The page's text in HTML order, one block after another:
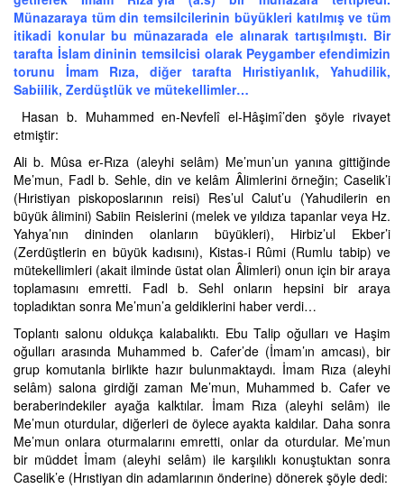
Münazaraya tüm din temsilcilerinin büyükleri katılmış ve tüm
itikadi konular bu münazarada ele alınarak tartışılmıştı. Bir
tarafta İslam dininin temsilcisi olarak Peygamber efendimizin
torunu İmam Rıza, diğer tarafta Hıristiyanlık, Yahudilik,
Sabiilik, Zerdüştlük ve mütekellimler…
Hasan b. Muhammed en-Nevfelî el-Hâşimî’den şöyle rivayet
etmiştir:
Ali b. Mûsa er-Rıza (aleyhi selâm) Me’mun’un yanına gittiğinde
Me’mun, Fadl b. Sehle, din ve kelâm Âlimlerini örneğin; Caselik’i
(Hıristiyan piskoposlarının reisi) Res’ul Calut’u (Yahudilerin en
büyük âlimini) Sabiin Reislerini (melek ve yıldıza tapanlar veya Hz.
Yahya’nın dininden olanların büyükleri), Hirbiz’ul Ekber’i
(Zerdüştlerin en büyük kadısını), Kistas-i Rûmi (Rumlu tabip) ve
mütekellimleri (akait ilminde üstat olan Âlimleri) onun için bir araya
toplamasını emretti. Fadl b. Sehl onların hepsini bir araya
topladıktan sonra Me’mun’a geldiklerini haber verdi…
Toplantı salonu oldukça kalabalıktı. Ebu Talip oğulları ve Haşim
oğulları arasında Muhammed b. Cafer’de (İmam’ın amcası), bir
grup komutanla birlikte hazır bulunmaktaydı. İmam Rıza (aleyhi
selâm) salona girdiği zaman Me’mun, Muhammed b. Cafer ve
beraberindekiler ayağa kalktılar. İmam Rıza (aleyhi selâm) ile
Me’mun oturdular, diğerleri de öylece ayakta kaldılar. Daha sonra
Me’mun onlara oturmalarını emretti, onlar da oturdular. Me’mun
bir müddet İmam (aleyhi selâm) ile karşılıklı konuştuktan sonra
Caselik’e (Hrıstiyan din adamlarının önderine) dönerek şöyle dedi: